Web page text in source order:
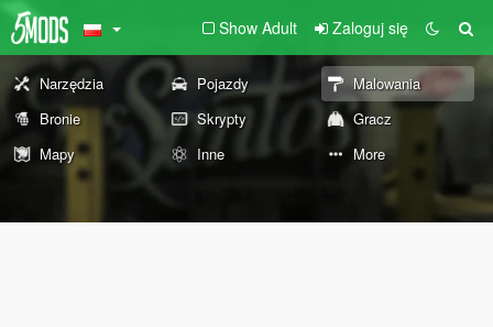
Show Adult Zaloguj się
Narzędzia Pojazdy
Malowania
Bronie
Skrypty
Gracz
Mapy
Inne More